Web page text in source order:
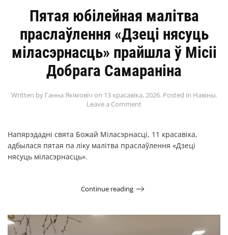
Пятая юбілейная малітва
праслаўлення «Дзеці нясуць
міласэрнасць» прайшла ў Місіі
Добрага Самараніна
Written by Ганна Якімовіч on 13 красавіка, 2026. Posted in Навіны.
Leave a Comment
Напярэдадні свята Божай Міласэрнасці, 11 красавіка,
адбылася пятая па ліку малітва праслаўлення «Дзеці
нясуць міласэрнасць».
Continue reading